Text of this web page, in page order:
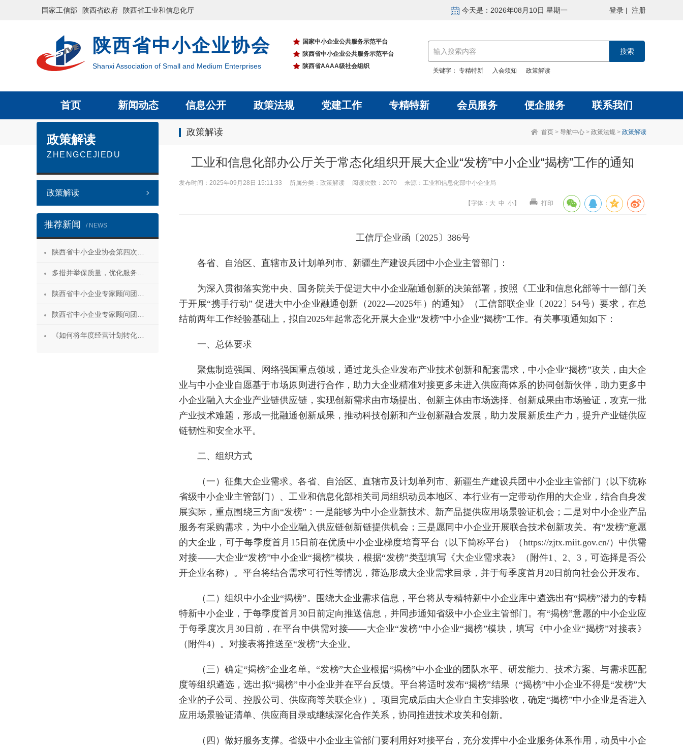
国家工信部 陕西省政府 陕西省工业和信息化厅 登录| 注册
今天是：2026年08月10日 星期一
陕西省中小企业协会
Shanxi Association of Small and Medium Enterprises
国家中小企业公共服务示范平台
陕西省中小企业公共服务示范平台
陕西省AAAA级社会组织
关键字： 专精特新 入会须知 政策解读
首页 新闻动态 信息公开 政策法规 党建工作 专精特新 会员服务 便企服务 联系我们
政策解读 首页 > 导航中心 > 政策法规 > 政策解读
政策解读
ZHENGCEJIEDU
政策解读
推荐新闻 / NEWS
工业和信息化部办公厅关于常态化组织开展大企业“发榜”中小企业“揭榜”工作的通知
发布时间：2025年09月28日 15:11:33 所属分类：政策解读 阅读次数：2070 来源：工业和信息化部中小企业局
【字体 ： 大 中 小】 打印
工信厅企业函〔2025〕386号
各省、自治区、直辖市及计划单列市、新疆生产建设兵团中小企业主管部门：
为深入贯彻落实党中央、国务院关于促进大中小企业融通创新的决策部署，按照《工业和信息化部等十一部门关
于开展“携手行动” 促进大中小企业融通创新（2022—2025年）的通知》（工信部联企业〔2022〕54号）要求，在总
结前两年工作经验基础上，拟自2025年起常态化开展大企业“发榜”中小企业“揭榜”工作。有关事项通知如下：
一、总体要求
聚焦制造强国、网络强国重点领域，通过龙头企业发布产业技术创新和配套需求，中小企业“揭榜”攻关，由大企
业与中小企业自愿基于市场原则进行合作，助力大企业精准对接更多未进入供应商体系的协同创新伙伴，助力更多中
小企业融入大企业产业链供应链，实现创新需求由市场提出、创新主体由市场选择、创新成果由市场验证，攻克一批
产业技术难题，形成一批融通创新成果，推动科技创新和产业创新融合发展，助力发展新质生产力，提升产业链供应
链韧性和安全水平。
二、组织方式
（一）征集大企业需求。各省、自治区、直辖市及计划单列市、新疆生产建设兵团中小企业主管部门（以下统称
省级中小企业主管部门）、工业和信息化部相关司局组织动员本地区、本行业有一定带动作用的大企业，结合自身发
展实际，重点围绕三方面“发榜”：一是能够为中小企业新技术、新产品提供应用场景验证机会；二是对中小企业产品
服务有采购需求，为中小企业融入供应链创新链提供机会；三是愿同中小企业开展联合技术创新攻关。有“发榜”意愿
的大企业，可于每季度首月15日前在优质中小企业梯度培育平台（以下简称平台）（https://zjtx.miit.gov.cn/）中供需
对接——大企业“发榜”中小企业“揭榜”模块，根据“发榜”类型填写《大企业需求表》（附件1、2、3，可选择是否公
开企业名称）。平台将结合需求可行性等情况，筛选形成大企业需求目录，并于每季度首月20日前向社会公开发布。
（二）组织中小企业“揭榜”。围绕大企业需求信息，平台将从专精特新中小企业库中遴选出有“揭榜”潜力的专精
特新中小企业，于每季度首月30日前定向推送信息，并同步通知省级中小企业主管部门。有“揭榜”意愿的中小企业应
于每季度次月30日前，在平台中供需对接——大企业“发榜”中小企业“揭榜”模块，填写《中小企业“揭榜”对接表》
（附件4）。对接表将推送至“发榜”大企业。
（三）确定“揭榜”企业名单。“发榜”大企业根据“揭榜”中小企业的团队水平、研发能力、技术方案、与需求匹配
度等组织遴选，选出拟“揭榜”中小企业并在平台反馈。平台将适时发布“揭榜”结果（“揭榜”中小企业不得是“发榜”大
企业的子公司、控股公司、供应商等关联企业）。项目完成后由大企业自主安排验收，确定“揭榜”中小企业是否进入
应用场景验证清单、供应商目录或继续深化合作关系，协同推进技术攻关和创新。
（四）做好服务支撑。省级中小企业主管部门要利用好对接平台，充分发挥中小企业服务体系作用，动员中小企